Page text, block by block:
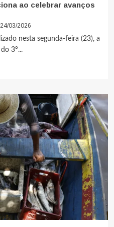
ao celebrar avanços
24/03/2026
nesta segunda-feira (23), a
3º...